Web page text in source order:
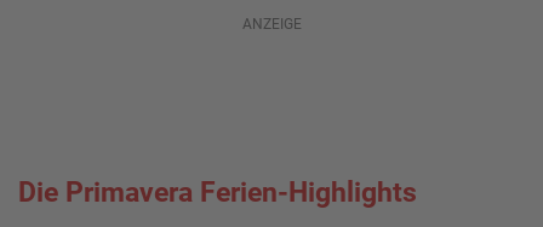
ANZEIGE
Die Primavera Ferien-Highlights